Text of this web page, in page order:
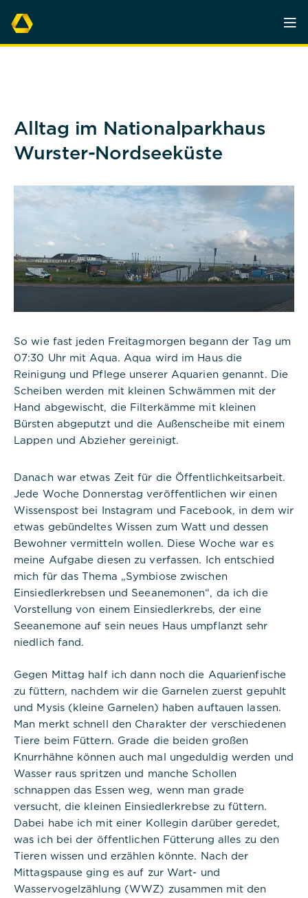
Alltag im Nationalparkhaus
Wurster-Nordseeküste
So wie fast jeden Freitagmorgen begann der Tag um
07:30 Uhr mit Aqua. Aqua wird im Haus die
Reinigung und Pflege unserer Aquarien genannt. Die
Scheiben werden mit kleinen Schwämmen mit der
Hand abgewischt, die Filterkämme mit kleinen
Bürsten abgeputzt und die Außenscheibe mit einem
Lappen und Abzieher gereinigt.
Danach war etwas Zeit für die Öffentlichkeitsarbeit.
Jede Woche Donnerstag veröffentlichen wir einen
Wissenspost bei Instagram und Facebook, in dem wir
etwas gebündeltes Wissen zum Watt und dessen
Bewohner vermitteln wollen. Diese Woche war es
meine Aufgabe diesen zu verfassen. Ich entschied
mich für das Thema „Symbiose zwischen
Einsiedlerkrebsen und Seeanemonen“, da ich die
Vorstellung von einem Einsiedlerkrebs, der eine
Seeanemone auf sein neues Haus umpflanzt sehr
niedlich fand.
Gegen Mittag half ich dann noch die Aquarienfische
zu füttern, nachdem wir die Garnelen zuerst gepuhlt
und Mysis (kleine Garnelen) haben auftauen lassen.
Man merkt schnell den Charakter der verschiedenen
Tiere beim Füttern. Grade die beiden großen
Knurrhähne können auch mal ungeduldig werden und
Wasser raus spritzen und manche Schollen
schnappen das Essen weg, wenn man grade
versucht, die kleinen Einsiedlerkrebse zu füttern.
Dabei habe ich mit einer Kollegin darüber geredet,
was ich bei der öffentlichen Fütterung alles zu den
Tieren wissen und erzählen könnte. Nach der
Mittagspause ging es auf zur Wart- und
Wasservogelzählung (WWZ) zusammen mit den